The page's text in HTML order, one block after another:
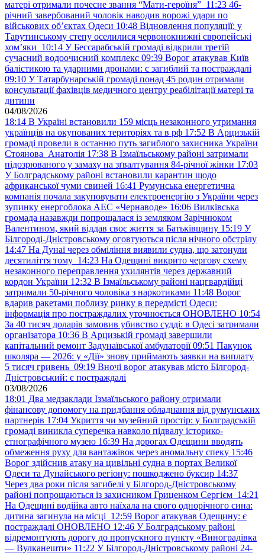
матері отримали почесне звання “Мати-героїня” 11:23 46-
річний завербований чоловік наводив ворожі удари по
військових обʼєктах Одеси 10:48 Відновлення популяції: у
Тарутинському степу оселилися червонокнижні європейські
хом’яки 10:14 У Бессарабській громаді відкрили третій
сучасний водоочисний комплекс 09:39 Ворог атакував Київ
балістикою та ударними дронами: є загиблий та постраждалі
09:10 У Татарбунарській громаді понад 45 родин отримали
консультації фахівців медичного центру реабілітації матері та
дитини
04/08/2026
18:14 В Україні встановили 159 місць незаконного утримання
українців на окупованих територіях та в рф 17:52 В Арцизькій
громаді провели в останню путь загиблого захисника України
Стоянова Анатолія 17:38 В Ізмаїльському районі затримали
підозрюваного у замаху на зґвалтування 84-річної жінки 17:03
У Болградському районі встановили карантин щодо
африканської чуми свиней 16:41 Румунська енергетична
компанія почала закуповувати електроенергію з України через
зупинку енергоблока АЕС «Чернаводе» 16:06 Вилківська
громада назавжди попрощалася із земляком Зарічнюком
Валентином, який віддав своє життя за Батьківщину 15:19 У
Білгороді-Дністровському оговтуються після нічного обстрілу
14:47 На Дунаї через обміління виявили судна, що затонули
десятиліття тому 14:23 На Одещині викрито чергову схему
незаконного переправлення ухилянтів через державний
кордон України 12:32 В Ізмаїльському районі нацгвардійці
затримали 50-річного чоловіка з наркотиками 11:48 Ворог
вдарив ракетами поблизу ринку в передмісті Одеси:
інформація про постраждалих уточнюється ОНОВЛЕНО 10:54
За 40 тисяч доларів замовив убивство судді: в Одесі затримали
організатора 10:36 В Арцизькій громаді завершили
капітальний ремонт Задунаївської амбулаторії 09:51 Пакунок
школяра — 2026: у «Дії» знову приймають заявки на виплату
5 тисяч гривень 09:19 Вночі ворог атакував місто Білгород-
Дністровський: є постраждалі
03/08/2026
18:01 Два медзаклади Ізмаїльського району отримали
фінансову допомогу на придбання обладнання від румунських
партнерів 17:04 Укриття чи музейний простір: у Болградській
громаді виникла суперечка навколо підвалу історико-
етнографічного музею 16:39 На дорогах Одещини вводять
обмеження руху для вантажівок через аномальну спеку 15:46
Ворог здійснив атаку на цивільні судна в портах Великої
Одеси та Дунайського регіону: пошкоджено буксир 14:37
Через два роки після загибелі у Білгород-Дністровському
районі попрощаються із захисником Гриценком Сергієм 14:21
На Одещині водійка авто наїхала на свого однорічного сина:
дитина загинула на місці 12:59 Ворог атакував Одещину: є
постраждалі ОНОВЛЕНО 12:46 У Болградському районі
відремонтують дорогу до пропускного пункту «Виноградівка
— Вулканешти» 11:22 У Білгород-Дністровському районі 24-